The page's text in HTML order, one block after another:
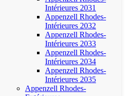
Intérieures 2031
Appenzell Rhodes-
Intérieures 2032
Appenzell Rhodes-
Intérieures 2033
Appenzell Rhodes-
Intérieures 2034
Appenzell Rhodes-
Intérieures 2035
Appenzell Rhodes-